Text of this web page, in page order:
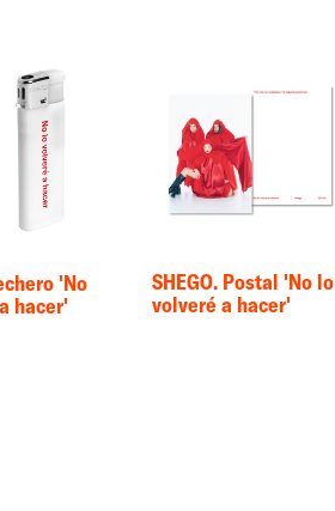
'No
hacer'
SHEGO. Postal 'No lo
volveré a hacer'